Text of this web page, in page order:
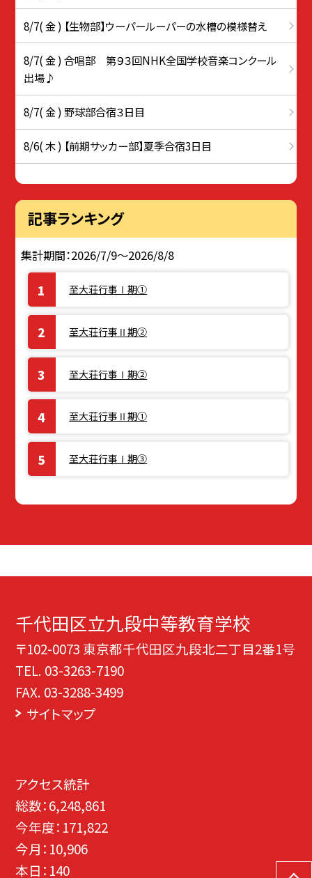
8/7( 金 ) 【生物部】ウーパールーパーの水槽の模様替え
8/7( 金 ) 合唱部 第９３回NHK全国学校音楽コンクール
出場♪
8/7( 金 ) 野球部合宿３日目
8/6( 木 ) 【前期サッカー部】夏季合宿3日目
記事ランキング
集計期間：2026/7/9～2026/8/8
至大荘行事Ⅰ期①
至大荘行事Ⅱ期②
至大荘行事Ⅰ期②
至大荘行事Ⅱ期①
至大荘行事Ⅰ期③
千代田区立九段中等教育学校
〒102-0073 東京都千代田区九段北二丁目2番1号
TEL. 03-3263-7190
FAX. 03-3288-3499
サイトマップ
アクセス統計
総数：6,248,861
今年度： 171,822
今月： 10,906
本日： 140